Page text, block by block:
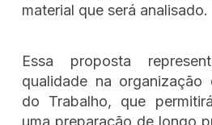
material que será analisado.
Essa proposta
qualidade na organização
do Trabalho, que